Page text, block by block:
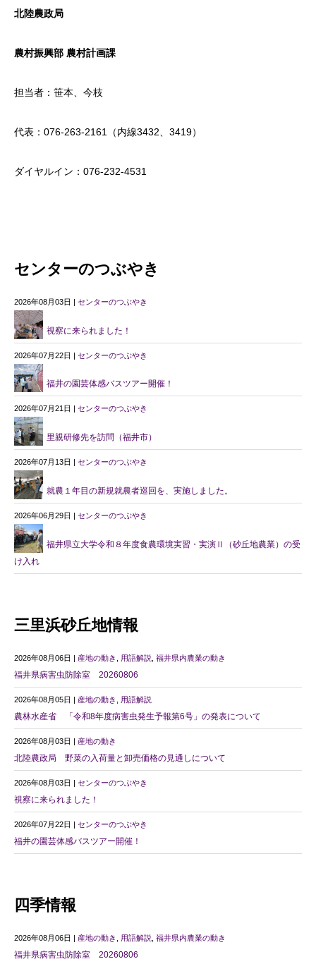
北陸農政局
農村振興部 農村計画課
担当者：笹本、今枝
代表：076-263-2161（内線3432、3419）
ダイヤルイン：076-232-4531
センターのつぶやき
2026年08月03日 | センターのつぶやき
視察に来られました！
2026年07月22日 | センターのつぶやき
福井の園芸体感バスツアー開催！
2026年07月21日 | センターのつぶやき
里親研修先を訪問（福井市）
2026年07月13日 | センターのつぶやき
就農１年目の新規就農者巡回を、実施しました。
2026年06月29日 | センターのつぶやき
福井県立大学令和８年度食農環境実習・実演Ⅱ（砂丘地農業）の受
け入れ
三里浜砂丘地情報
2026年08月06日 | 産地の動き 用語解説 福井県内農業の動き
福井県病害虫防除室 20260806
2026年08月05日 | 産地の動き 用語解説
農林水産省 「令和8年度病害虫発生予報第6号」の発表について
2026年08月03日 | 産地の動き
北陸農政局 野菜の入荷量と卸売価格の見通しについて
2026年08月03日 | センターのつぶやき
視察に来られました！
2026年07月22日 | センターのつぶやき
福井の園芸体感バスツアー開催！
四季情報
2026年08月06日 | 産地の動き 用語解説 福井県内農業の動き
福井県病害虫防除室 20260806